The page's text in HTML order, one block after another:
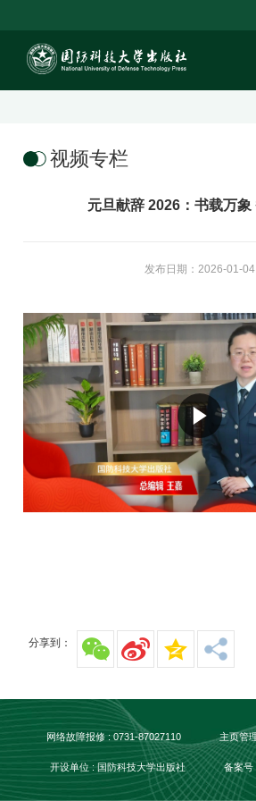
视频专栏
元旦献辞 2026：书载万象
发布日期：2026-01-04
分享到：
网络故障报修 : 0731-87027110 主页管
开设单位 : 国防科技大学出版社 备案号